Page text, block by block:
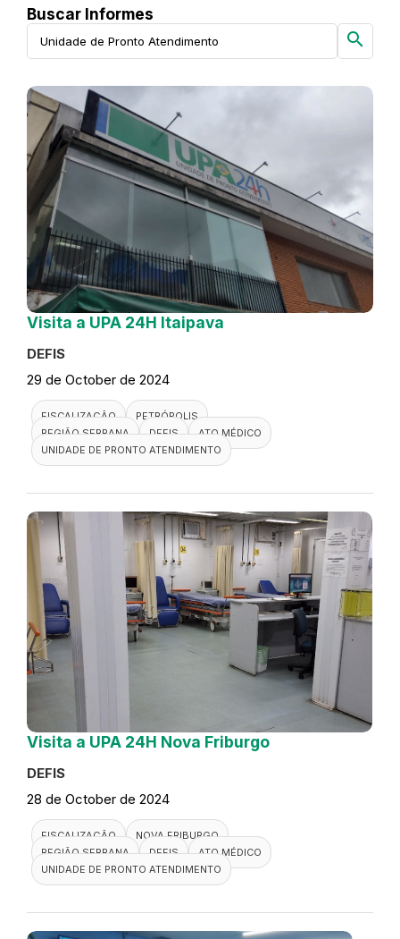
Buscar Informes
search
Visita a UPA 24H Itaipava
DEFIS
29 de October de 2024
FISCALIZAÇÃO
PETRÓPOLIS
REGIÃO SERRANA
DEFIS
ATO MÉDICO
UNIDADE DE PRONTO ATENDIMENTO
Visita a UPA 24H Nova Friburgo
DEFIS
28 de October de 2024
FISCALIZAÇÃO
NOVA FRIBURGO
REGIÃO SERRANA
DEFIS
ATO MÉDICO
UNIDADE DE PRONTO ATENDIMENTO